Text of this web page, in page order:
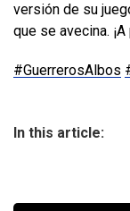
versión de su
que se avecina.
#GuerrerosAlbos
In this article: